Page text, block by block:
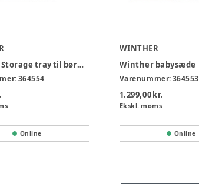
Winther Storage tray til børnebus
364554
Online
WINTHER
Winther babysæde
Varenummer:364553
1.299,00 kr.
Ekskl. moms
Online